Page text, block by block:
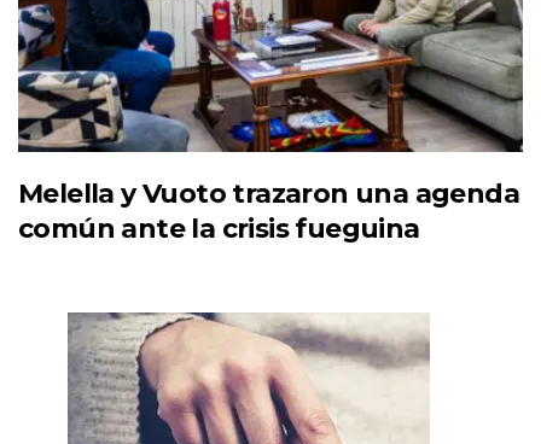
Melella y Vuoto trazaron una agenda
común ante la crisis fueguina